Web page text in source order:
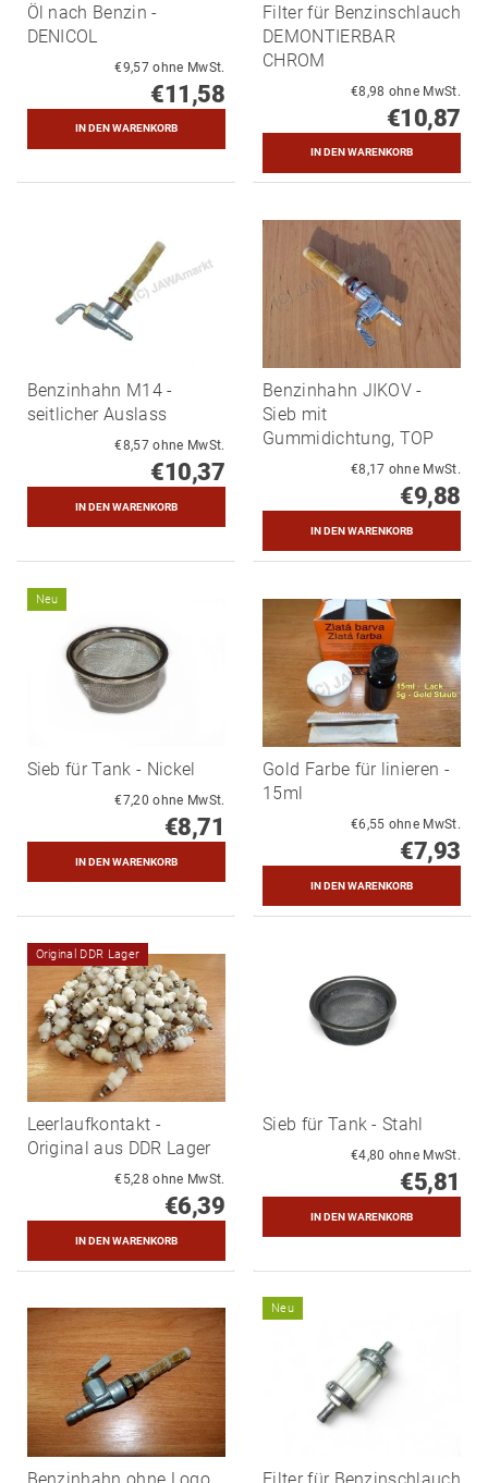
Öl nach Benzin -
DENICOL
€9,57 ohne MwSt.
€11,58
Filter für Benzinschlauch
DEMONTIERBAR
CHROM
€8,98 ohne MwSt.
€10,87
Benzinhahn M14 -
seitlicher Auslass
€8,57 ohne MwSt.
€10,37
Benzinhahn JIKOV -
Sieb mit
Gummidichtung, TOP
€8,17 ohne MwSt.
€9,88
Neu
Sieb für Tank - Nickel
€7,20 ohne MwSt.
€8,71
Gold Farbe für linieren -
15ml
€6,55 ohne MwSt.
€7,93
Original DDR Lager
Leerlaufkontakt -
Original aus DDR Lager
€5,28 ohne MwSt.
€6,39
Sieb für Tank - Stahl
€4,80 ohne MwSt.
€5,81
Neu